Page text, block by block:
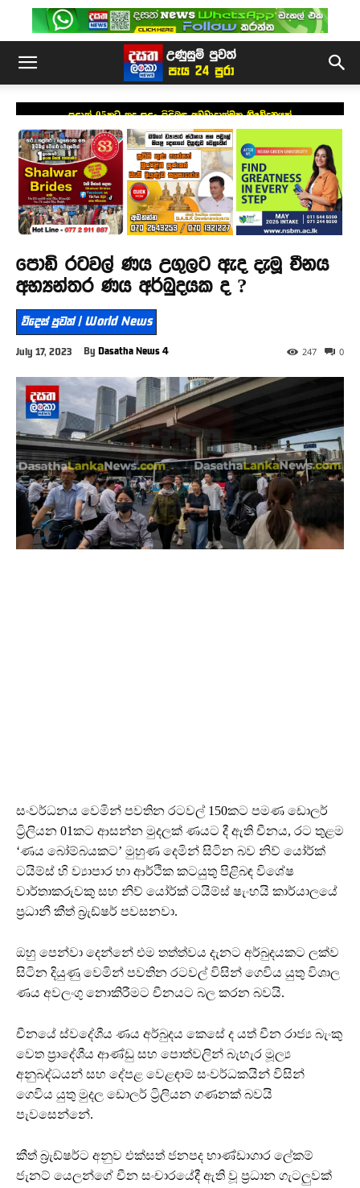
පළාත් 05කට තද සුළං පිළිබඳ අවවාදාත්මක නිවේදනයක්
පොඩි රටවල් ණය උගුලට ඇද දැමූ චීනය
අභ්‍යන්තර ණය අර්බුදයක ද ?
විදෙස් පුවත් | World News
July 17, 2023 By Dasatha News 4 0
247
සංවර්ධනය වෙමින් පවතින රටවල් 150කට පමණ ඩොලර්
ට්‍රිලියන 01කට ආසන්න මුදලක් ණයට දී ඇති චීනය, රට තුළම
‘ණය බෝම්බයකට’ මුහුණ දෙමින් සිටින බව නිව් යෝර්ක්
ටයිම්ස් හි ව්‍යාපාර හා ආර්ථික කටයුතු පිළිබඳ විශේෂ
වාර්තාකරුවකු සහ නිව් යෝර්ක් ටයිම්ස් ෂැංහයි කාර්යාලයේ
ප්‍රධානී කීත් බ්‍රැඩ්ෂර් පවසනවා.
ඔහු පෙන්වා දෙන්නේ එම තත්ත්වය දැනට අර්බුදයකට ලක්ව
සිටින දියුණු වෙමින් පවතින රටවල් විසින් ගෙවිය යුතු විශාල
ණය අවලංගු නොකිරීමට චීනයට බල කරන බවයි.
චීනයේ ස්වදේශීය ණය අර්බුදය කෙසේ ද යත් චීන රාජ්‍ය බැංකු
වෙත ප්‍රාදේශීය ආණ්ඩු සහ පොත්වලින් බැහැර මූල්‍ය
අනුබද්ධයන් සහ දේපළ වෙළඳාම් සංවර්ධකයින් විසින්
ගෙවිය යුතු මුදල ඩොලර් ට්‍රිලියන ගණනක් බවයි
පැවසෙන්නේ.
කීත් බ්‍රැඩ්ෂර්ට අනුව එක්සත් ජනපද භාණ්ඩාගාර ලේකම්
ජැනට් යෙලන්ගේ චීන සංචාරයේදී ඇති වූ ප්‍රධාන ගැටලුවක්